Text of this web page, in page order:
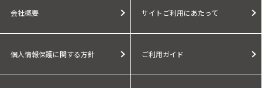
会社概要 サイトご利用にあたって
個人情報保護に関する方針 ご利用ガイド